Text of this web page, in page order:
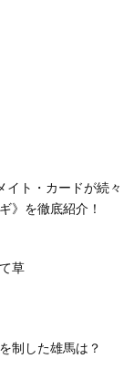
イト・カードが続々
》を徹底紹介！
草
制した雄馬は？